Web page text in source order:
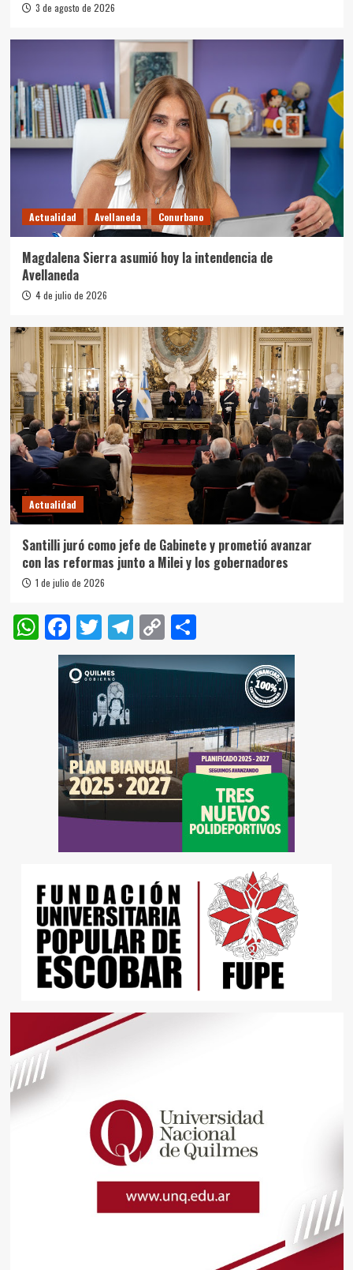
3 de agosto de 2026
Actualidad Avellaneda Conurbano
Magdalena Sierra asumió hoy la intendencia de
Avellaneda
4 de julio de 2026
Actualidad
Santilli juró como jefe de Gabinete y prometió avanzar
con las reformas junto a Milei y los gobernadores
1 de julio de 2026
WhatsApp
Facebook
Twitter
Telegram
Copy
Link
Compartir